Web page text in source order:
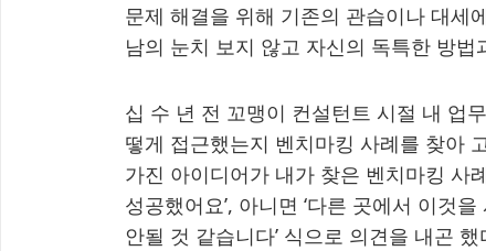
문제 해결을 위해 기존의 관습이나 대세
남의 눈치 보지 않고 자신의 독특한 방
십 수 년 전 꼬맹이 컨설턴트 시절 내 업
떻게 접근했는지 벤치마킹 사례를 찾아
가진 아이디어가 내가 찾은 벤치마킹 사
성공했어요’, 아니면 ‘다른 곳에서 이것
안될 것 같습니다’ 식으로 의견을 내곤